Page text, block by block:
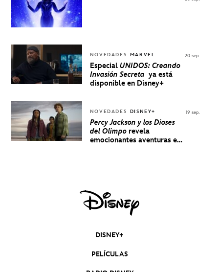
NOVEDADES MARVEL
Especial UNIDOS: Creando
Invasión Secreta ya está
disponible en Disney+
20 sep.
NOVEDADES DISNEY+
Percy Jackson y los Dioses
del Olimporevela
emocionantes aventuras en
19 sep.
DISNEY+
PELÍCULAS